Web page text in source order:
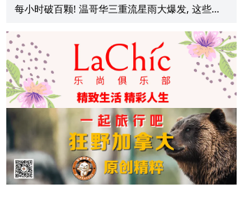
等等？他们这么建议的
每小时破百颗! 温哥华三重流星雨大爆发, 这些最